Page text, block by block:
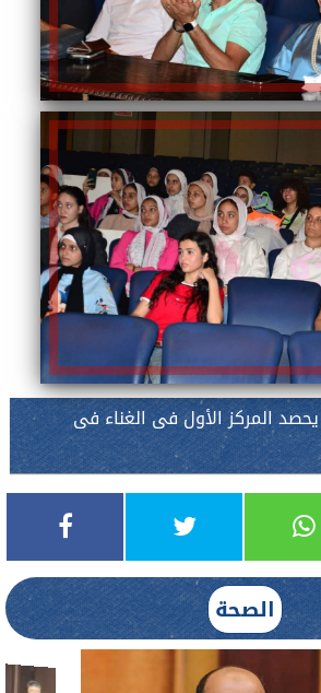
المركز الأول فى الغناء فى
الصحة